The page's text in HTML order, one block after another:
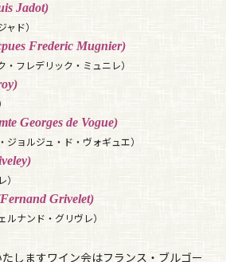
Jadot)
ド）
Frederic Mugnier)
フレデリック・ミュニレ）
Georges de Vogue)
ョルジュ・ド・ヴォギュエ）
）
Grivelet)
ナンド・グリヴレ）
しますワイン会はフランス・ブルゴー